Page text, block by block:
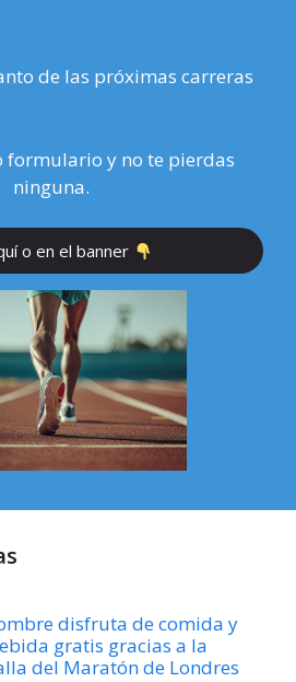
de las próximas carreras
formulario y no te pierdas
ninguna.
o en el banner
disfruta de comida y
gratis gracias a la
del Maratón de Londres